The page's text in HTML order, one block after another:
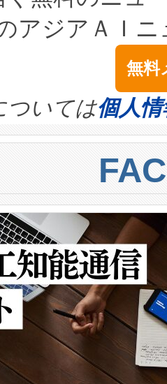
connected
ば、6,000万
率性は、フェ
化によるダウ
タセンターが
provides a
for AI
battery
は、ai&のAI
合、試運転、
データを監視
ザーを搭載。
実現すること
ードでは、
出でき、これ
メートルに
％のターゲッ
検知距離は
1キロメート
を監視でき、
を簡素化でき
のFOVオプシ
モード、長
アジアＡＩ
無料
ついては個人